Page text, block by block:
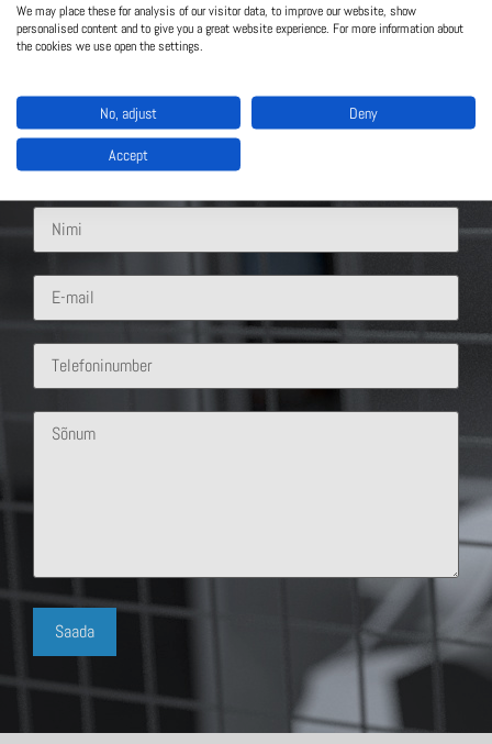
Võta meiega ühendust
Mis lahendus sind huvitab?
We may place these for analysis of our visitor data, to improve our website, show
personalised content and to give you a great website experience. For more information about
the cookies we use open the settings.
No, adjust Deny
Accept